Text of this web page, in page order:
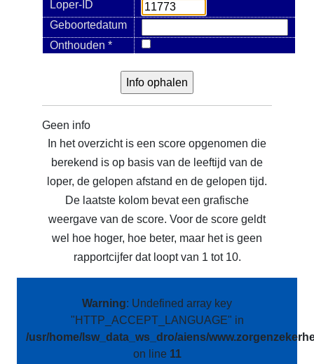
Loper-ID
Geboortedatum
Onthouden *
Geen info
In het overzicht is een score opgenomen die
berekend is op basis van de leeftijd van de
loper, de gelopen afstand en de gelopen tijd.
De laatste kolom bevat een grafische
weergave van de score. Voor de score geldt
wel hoe hoger, hoe beter, maar het is geen
rapportcijfer dat loopt van 1 tot 10.
Warning: Undefined array key
"HTTP_ACCEPT_LANGUAGE" in
/usr/home/lsw_data_ws_dro/aiens/
on line 11